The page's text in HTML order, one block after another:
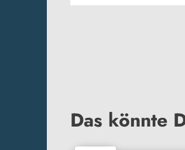
Das könnte